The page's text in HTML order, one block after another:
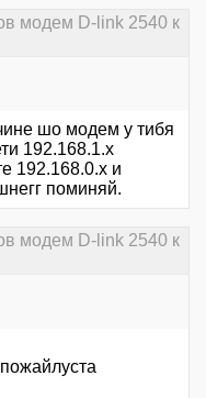
модем D-link 2540 к
шо модем у тибя
192.168.1.х
192.168.0.х и
поминяй.
модем D-link 2540 к